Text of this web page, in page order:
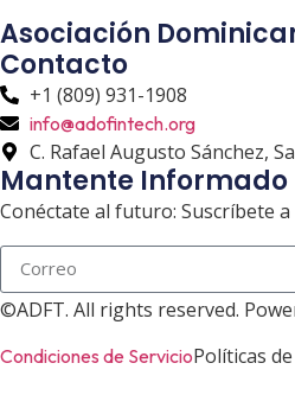
Asociación
Contacto
+1 (809) 931-1908
info@adofintech.org
C. Rafael Augusto Sánchez,
Mantente Informado
Conéctate al futuro: Suscríbete
©ADFT. All rights reserved.
Condiciones de ServicioPolíticas